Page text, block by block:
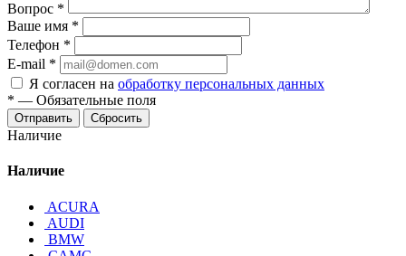
Вопрос *
Ваше имя *
Телефон *
E-mail *
Я согласен на обработку персональных данных
* — Обязательные поля
Отправить Сбросить
Наличие
Наличие
ACURA
AUDI
BMW